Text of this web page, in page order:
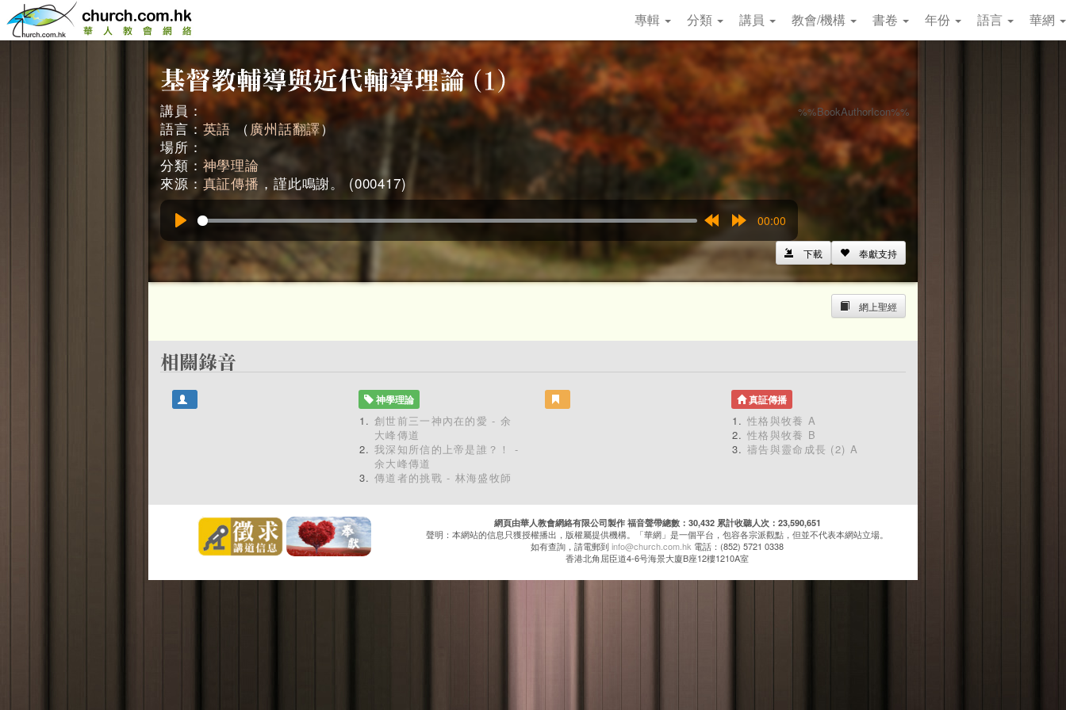
專輯 分類 講員 教會/機構 書卷 年份 語言 華網
%%BookAuthorIcon%%
講員：
語言： 英語 （ 廣州話翻譯）
場所：
分類： 神學理論
來源： 真証傳播，謹此鳴謝。 (000417)
15s
00:00
奉獻支持
下載
網上聖經
神學理論
創世前三一神內在的愛 - 余
大峰傳道
我深知所信的上帝是誰？！ -
余大峰傳道
傳道者的挑戰 - 林海盛牧師
真証傳播
性格與牧養 A
性格與牧養 B
禱告與靈命成長 (2) A
網頁由華人教會網絡有限公司製作 福音聲帶總數：30,432 累計收聽人次：23,590,651
聲明：本網站的信息只獲授權播出，版權屬提供機構。「華網」是一個平台，包容各宗派觀點，但並不代表本網站立場。
如有查詢，請電郵到info@church.com.hk 電話：(852) 5721 0338
香港北角屈臣道4-6号海景大廈B座12樓1210A室